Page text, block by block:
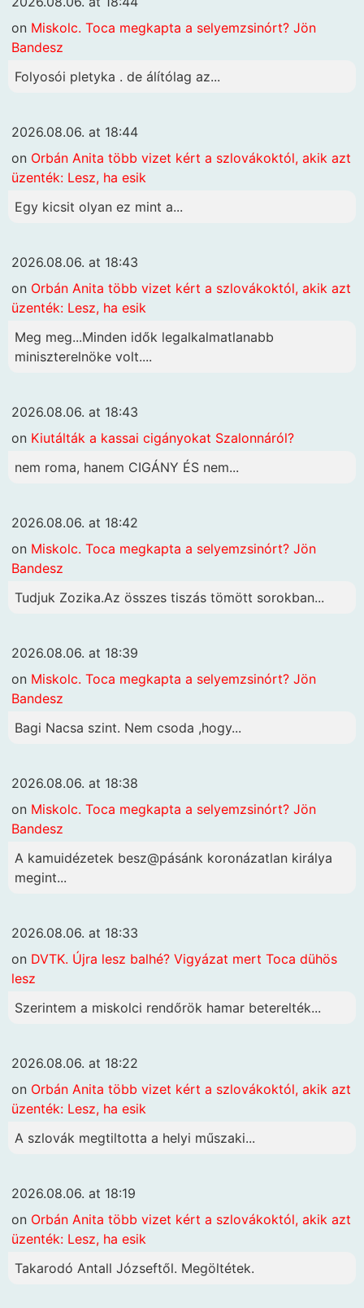
on Miskolc. Toca megkapta a selyemzsinórt? Jön
Bandesz
Folyosói pletyka . de álítólag az...
2026.08.06. at 18:44
on Orbán Anita több vizet kért a szlovákoktól, akik azt
üzenték: Lesz, ha esik
Egy kicsit olyan ez mint a...
2026.08.06. at 18:43
on Orbán Anita több vizet kért a szlovákoktól, akik azt
üzenték: Lesz, ha esik
Meg meg...Minden idők legalkalmatlanabb
miniszterelnöke volt....
2026.08.06. at 18:43
on Kiutálták a kassai cigányokat Szalonnáról?
nem roma, hanem CIGÁNY ÉS nem...
2026.08.06. at 18:42
on Miskolc. Toca megkapta a selyemzsinórt? Jön
Bandesz
Tudjuk Zozika.Az összes tiszás tömött sorokban...
2026.08.06. at 18:39
on Miskolc. Toca megkapta a selyemzsinórt? Jön
Bandesz
Bagi Nacsa szint. Nem csoda ,hogy...
2026.08.06. at 18:38
on Miskolc. Toca megkapta a selyemzsinórt? Jön
Bandesz
A kamuidézetek besz@pásánk koronázatlan királya
megint...
2026.08.06. at 18:33
on DVTK. Újra lesz balhé? Vigyázat mert Toca dühös
lesz
Szerintem a miskolci rendőrök hamar beterelték...
2026.08.06. at 18:22
on Orbán Anita több vizet kért a szlovákoktól, akik azt
üzenték: Lesz, ha esik
A szlovák megtiltotta a helyi műszaki...
2026.08.06. at 18:19
on Orbán Anita több vizet kért a szlovákoktól, akik azt
üzenték: Lesz, ha esik
Takarodó Antall Józseftől. Megöltétek.